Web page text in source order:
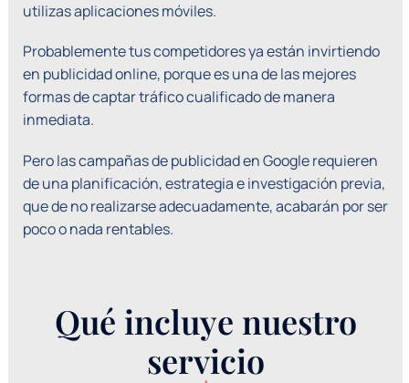
utilizas aplicaciones móviles.
Probablemente tus competidores ya están invirtiendo
en publicidad online, porque es una de las mejores
formas de captar tráfico cualificado de manera
inmediata.
Pero las campañas de publicidad en Google requieren
de una planificación, estrategia e investigación previa,
que de no realizarse adecuadamente, acabarán por ser
poco o nada rentables.
Qué incluye nuestro
servicio